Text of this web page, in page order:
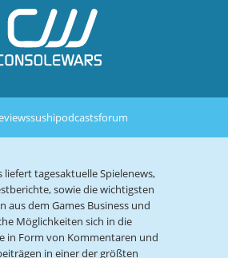
sushipodcastsforum
liefert tagesaktuelle Spielenews,
sowie die wichtigsten
aus dem Games Business und
Möglichkeiten sich in die
in Form von Kommentaren und
in einer der größten